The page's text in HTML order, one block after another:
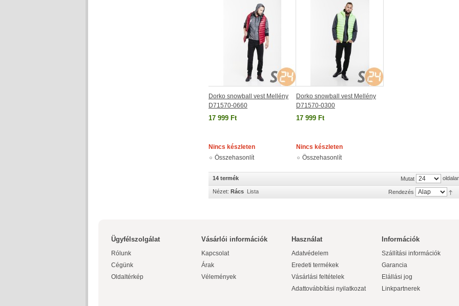
Dorko snowball vest Mellény
D71570-0660
17 999 Ft
Nincs készleten
Összehasonlít
Dorko snowball vest Mellény
D71570-0300
17 999 Ft
Nincs készleten
Összehasonlít
14 termék Mutat
Nézet: Rács Lista Rendezés
Ügyfélszolgálat
Rólunk
Cégünk
Oldaltérkép
Vásárlói információk
Kapcsolat
Árak
Vélemények
Használat
Adatvédelem
Eredeti termékek
Vásárlási feltételek
Adattovábbítási nyilatkozat
Információk
Szállítási információk
Garancia
Elállási jog
Linkpartnerek